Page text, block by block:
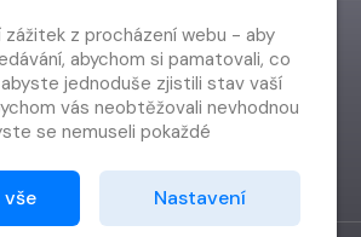
zážitek z procházení webu - aby
abychom si pamatovali, co
jednoduše zjistili stav vaší
vás neobtěžovali nevhodnou
se nemuseli pokaždé
souhlas se
cookies
Nastavení